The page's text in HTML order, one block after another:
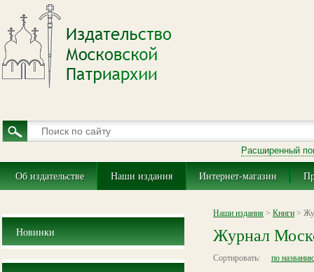
Расширенный
Об издательстве Наши издания Интернет-магазин
Новинки
Наши издания > Книги >
Журнал
Сортировать: по